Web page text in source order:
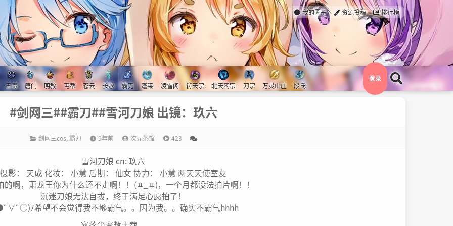
我的圈子 资源投稿 排行榜
五毒 唐门 明教 丐帮 苍云 长歌 霸刀 蓬莱 凌雪阁 衍天宗 北天药宗 刀宗 万灵山庄 段氏
登录
#剑网三##霸刀##雪河刀娘 出镜：玖六
剑网三cos, 霸刀 9年前 次元茶馆 423
雪河刀娘 cn: 玖六
摄影： 天成 化妆： 小慧 后期： 仙女 协力： 小慧 两天天使室友
的啊，萧龙王你为什么还不走啊！！(ㅍ_ㅍ)，一个月都没法拍片啊！！
沉迷刀娘无法自拔，终于满足心愿拍了！
∀ﾟ○)ﾉ希望不会觉得我不够霸气。。因为我。。确实不霸气hhhh